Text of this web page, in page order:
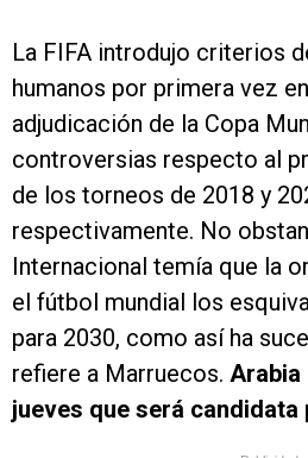
La FIFA introdujo criterios
humanos por primera vez
adjudicación de la Copa
controversias respecto al
de los torneos de 2018 y
respectivamente. No
Internacional temía que la
el fútbol mundial los
para 2030, como así ha
refiere a Marruecos. Arabia
jueves que será candidata